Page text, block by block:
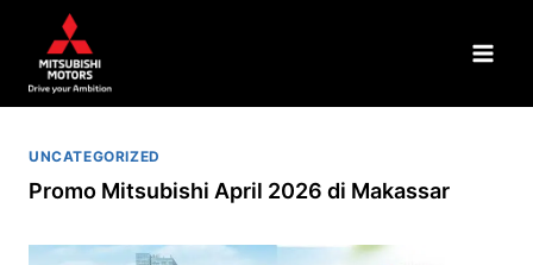
UNCATEGORIZED
Promo Mitsubishi April 2026 di Makassar